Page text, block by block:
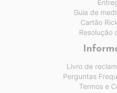
Guia de
Cartão
Resolução
Livro de
Perguntas
Termos e